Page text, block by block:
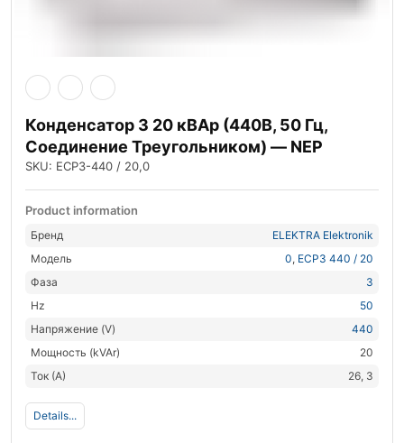
Конденсатор 3 20 кВАр (440В, 50 Гц,
Соединение Треугольником) — NEP
SKU: ECP3-440 / 20,0
Product information
Бренд
ELEKTRA Elektronik
Модель
0, ECP3 440 / 20
Фаза
3
Hz
50
Напряжение (V)
440
Мощность (kVAr)
20
Ток (А)
26, 3
Details...